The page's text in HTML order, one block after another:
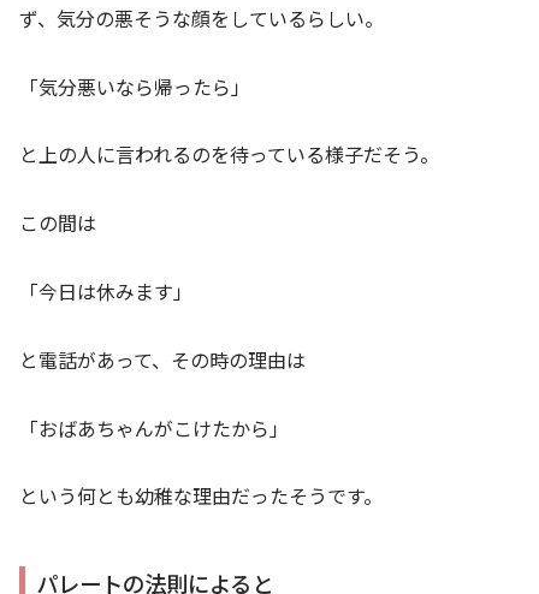
ず、気分の悪そうな顔をしているらしい。
「気分悪いなら帰ったら」
と上の人に言われるのを待っている様子だそう。
この間は
「今日は休みます」
と電話があって、その時の理由は
「おばあちゃんがこけたから」
という何とも幼稚な理由だったそうです。
パレートの法則によると